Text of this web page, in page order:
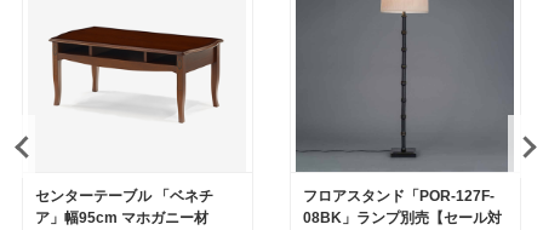
センターテーブル 「ベネチ
ア」幅95cm マホガニー材
フロアスタンド「POR-127F-
08BK」ランプ別売【セール対